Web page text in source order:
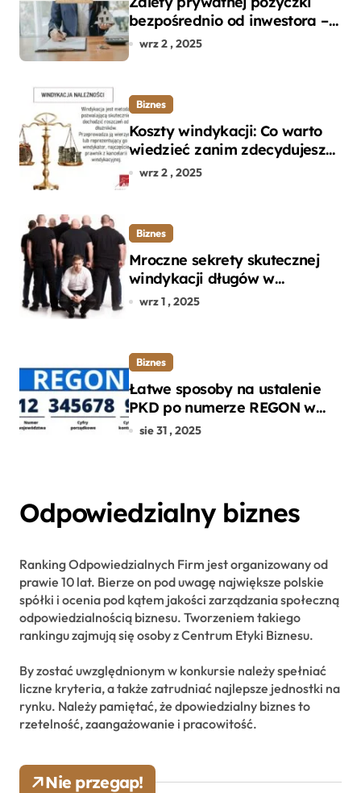
bezpośrednio od inwestora –
dlaczego warto?
wrz 2 , 2025
Biznes
Koszty windykacji: Co warto
wiedzieć zanim zdecydujesz
się na odzyskanie długu?
wrz 2 , 2025
Biznes
Mroczne sekrety skutecznej
windykacji długów w
departamencie windykacji
wrz 1 , 2025
Biznes
Łatwe sposoby na ustalenie
PKD po numerze REGON w
kilku prostych krokach
sie 31 , 2025
Odpowiedzialny biznes
Ranking Odpowiedzialnych Firm jest organizowany od
prawie 10 lat. Bierze on pod uwagę największe polskie
spółki i ocenia pod kątem jakości zarządzania społeczną
odpowiedzialnością biznesu. Tworzeniem takiego
rankingu zajmują się osoby z Centrum Etyki Biznesu.
By zostać uwzględnionym w konkursie należy spełniać
liczne kryteria, a także zatrudniać najlepsze jednostki na
rynku. Należy pamiętać, że dpowiedzialny biznes to
rzetelność, zaangażowanie i pracowitość.
Nie przegap!